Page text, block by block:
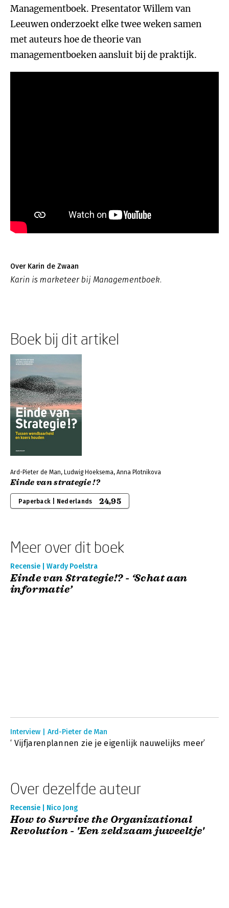
Managementboek. Presentator Willem van
Leeuwen onderzoekt elke twee weken samen
met auteurs hoe de theorie van
managementboeken aansluit bij de praktijk.
Over Karin de Zwaan
Karin is marketeer bij Managementboek.
Boek bij dit artikel
Ard-Pieter de Man, Ludwig Hoeksema, Anna Plotnikova
Einde van strategie !?
Paperback | Nederlands 24,95
Meer over dit boek
Recensie | Wardy Poelstra
Einde van Strategie!? - ‘Schat aan
informatie’
Interview | Ard-Pieter de Man
‘ Vijfjarenplannen zie je eigenlijk nauwelijks meer’
Over dezelfde auteur
Recensie | Nico Jong
How to Survive the Organizational
Revolution - 'Een zeldzaam juweeltje'